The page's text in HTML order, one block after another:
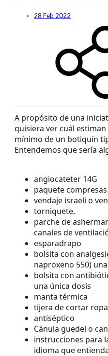
28 Feb 2022
A propósito de una
quisiera ver cuál
mínimo de un botiquín
Entendemos que sería
angiocateter 14G
paquete compresas
vendaje israeli o
torniquete,
parche de
canales de
esparadrapo
bolsita con
naproxeno 550)
bolsita con
una única dosis
manta térmica
tijera de cortar ropa
antiséptico
Cánula guedel o
instrucciones para
idioma que